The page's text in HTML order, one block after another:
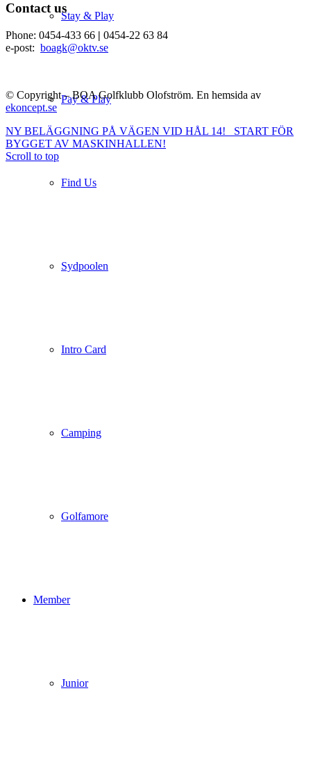
Stay & Play
Pay & Play
Find Us
Sydpoolen
Intro Card
Camping
Golfamore
Member
Junior
Contact us
Phone: 0454-433 66 | 0454-22 63 84
e-post: boagk@oktv.se
© Copyright – BOA Golfklubb Olofström. En hemsida av
ekoncept.se
NY BELÄGGNING PÅ VÄGEN VID HÅL 14!
START FÖR
BYGGET AV MASKINHALLEN!
Scroll to top